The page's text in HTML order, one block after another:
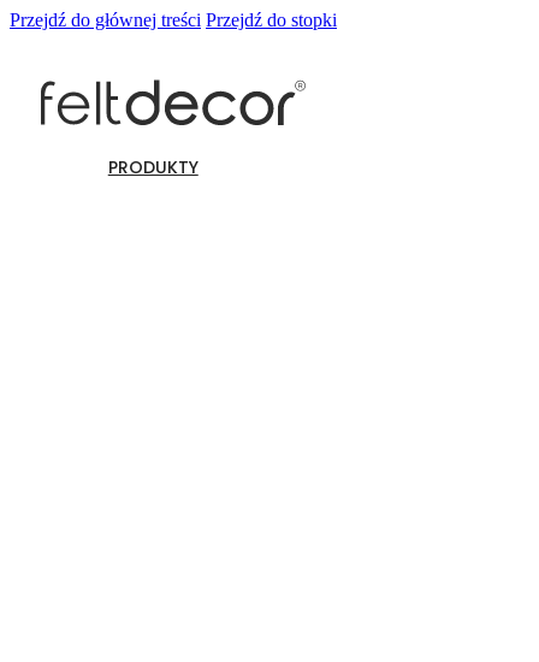
Przejdź do głównej treści Przejdź do stopki
PRODUKTY